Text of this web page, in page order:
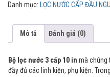
o
t
m
e
r
CẤP
IN
Danh mục: LỌC NƯỚC CẤP ĐẦU
Mô tả Đánh giá (0)
Bộ lọc nước 3 cấp 10 in mà chúng
đầy đủ các linh kiện, phụ kiện.